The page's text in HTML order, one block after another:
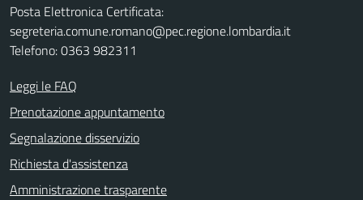
Posta Elettronica Certificata:
segreteria.comune.romano@pec.regione.lombardia.it
Telefono: 0363 982311
Leggi le FAQ
Prenotazione appuntamento
Segnalazione disservizio
Richiesta d'assistenza
Amministrazione trasparente